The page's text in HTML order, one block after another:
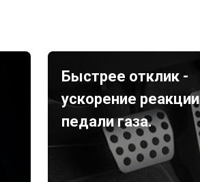
Быстрее отклик -
ускорение реакции
педали газа.